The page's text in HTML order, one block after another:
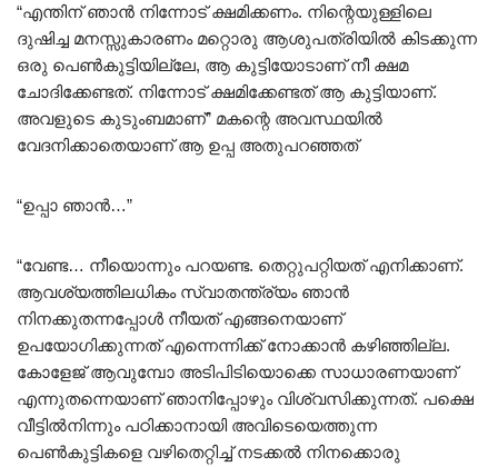
“എന്തിന് ഞാൻ നിന്നോട് ക്ഷമിക്കണം. നിന്റെയുള്ളിലെ
ദുഷിച്ച മനസ്സുകാരണം മറ്റൊരു ആശുപത്രിയിൽ കിടക്കുന്ന
ഒരു പെൺകുട്ടിയില്ലേ, ആ കുട്ടിയോടാണ് നീ ക്ഷമ
ചോദിക്കേണ്ടത്. നിന്നോട് ക്ഷമിക്കേണ്ടത് ആ കുട്ടിയാണ്.
അവളുടെ കുടുംബമാണ്” മകന്റെ അവസ്ഥയിൽ
വേദനിക്കാതെയാണ് ആ ഉപ്പ അതുപറഞ്ഞത്
“ഉപ്പാ ഞാൻ…”
“വേണ്ട… നീയൊന്നും പറയണ്ട. തെറ്റുപറ്റിയത് എനിക്കാണ്.
ആവശ്യത്തിലധികം സ്വാതന്ത്ര്യം ഞാൻ
നിനക്കുതന്നപ്പോൾ നീയത് എങ്ങനെയാണ്
ഉപയോഗിക്കുന്നത് എന്നെന്നിക്ക് നോക്കാൻ കഴിഞ്ഞില്ല.
കോളേജ് ആവുമ്പോ അടിപിടിയൊക്കെ സാധാരണയാണ്
എന്നുതന്നെയാണ് ഞാനിപ്പോഴും വിശ്വസിക്കുന്നത്. പക്ഷെ
വീട്ടിൽനിന്നും പഠിക്കാനായി അവിടെയെത്തുന്ന
പെൺകുട്ടികളെ വഴിതെറ്റിച്ച് നടക്കൽ നിനക്കൊരു